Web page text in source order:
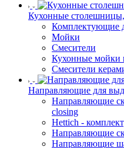
Кухонные
Комплектующие
Мойки
Смесители
Кухонные мойки
Смесители
Направляющие для
Направляющие
closing
Hettich -
Направляющие
Направляющие